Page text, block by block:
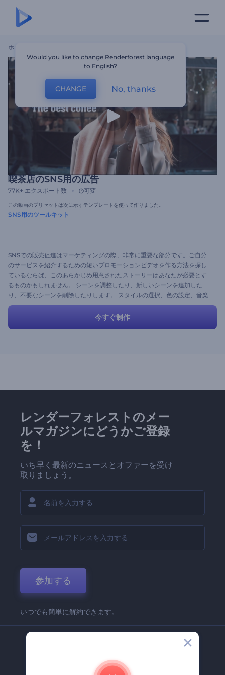
ホーム
喫茶店のSNS用の広告
77K+ エクスポート数 可変
この動画のプリセットは次に示すテンプレートを使って作りました。
SNS用のツールキット
SNSでの販売促進はマーケティングの際、非常に重要な部分です。ご自分
のサービスを紹介するための短いプロモーションビデオを作る方法を探し
ているならば、このあらかじめ用意されたストーリーはあなたが必要とす
るものかもしれません。 シーンを調整したり、新しいシーンを追加した
り、不要なシーンを削除したりします。 スタイルの選択、色の設定、音楽
のアップロード、そしてプレビューをクリックしてください。
今すぐ制作
レンダーフォレストのメー
ルマガジンにどうかご登録
を！
いち早く最新のニュースとオファーを受け
取りましょう。
参加する
いつでも簡単に解約できます。
Renderforest 企業情報
Would you like to change Renderforest language
to English?
CHANGE No, thanks